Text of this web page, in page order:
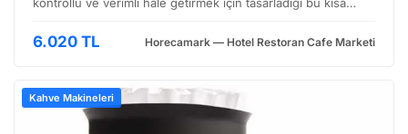
pratikliği ön plana çıkarıyor. Estetik tas…
6.020 TL Horecamark — Hotel Restoran Cafe Marketi
Kahve Makineleri